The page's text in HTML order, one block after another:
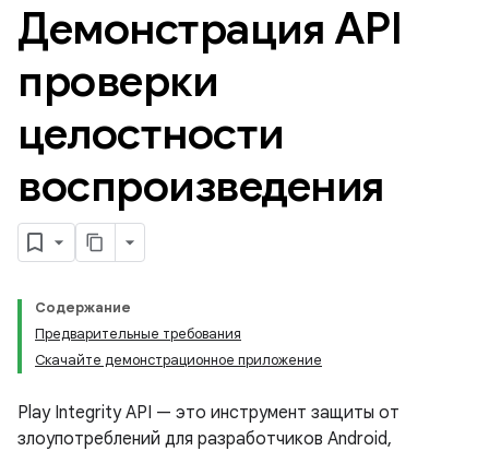
Демонстрация API
проверки
целостности
воспроизведения
Содержание
Предварительные требования
Скачайте демонстрационное приложение
Play Integrity API — это инструмент защиты от
злоупотреблений для разработчиков Android,